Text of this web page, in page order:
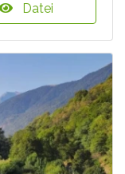
Datei